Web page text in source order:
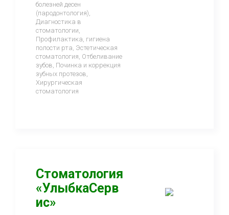
болезней десен
(пародонтология),
Диагностика в
стоматологии,
Профилактика, гигиена
полости рта, Эстетическая
стоматология, Отбеливание
зубов, Починка и коррекция
зубных протезов,
Хирургическая
стоматология
Стоматология
«УлыбкаСерв
ис»